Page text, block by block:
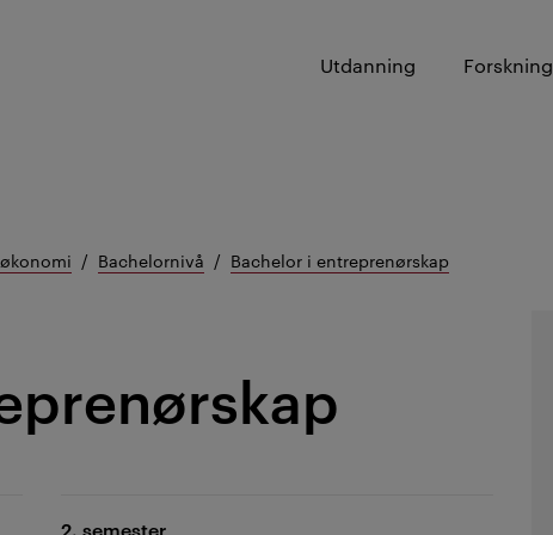
Utdanning Forskning
Bachelornivå Bachelor i entreprenørskap
2. semester